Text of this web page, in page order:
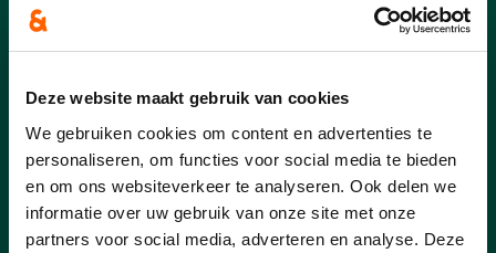
Deze website maakt gebruik van cookies
We gebruiken cookies om content en advertenties te
personaliseren, om functies voor social media te bieden
en om ons websiteverkeer te analyseren. Ook delen we
informatie over uw gebruik van onze site met onze
partners voor social media, adverteren en analyse. Deze